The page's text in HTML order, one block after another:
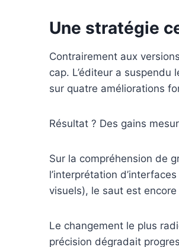
Une stratégie
Contrairement aux
cap. L’éditeur a
sur quatre améliorations
Résultat ? Des gains
Sur la compréhension de
l’interprétation
visuels), le saut est
Le changement le plus
précision dégradait